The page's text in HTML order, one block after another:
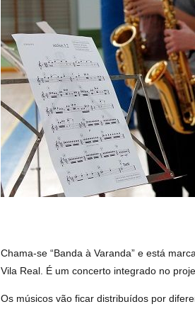
Chama-se “Banda à Varanda” e está
Vila Real. É um concerto integrado no
Os músicos vão ficar distribuídos por